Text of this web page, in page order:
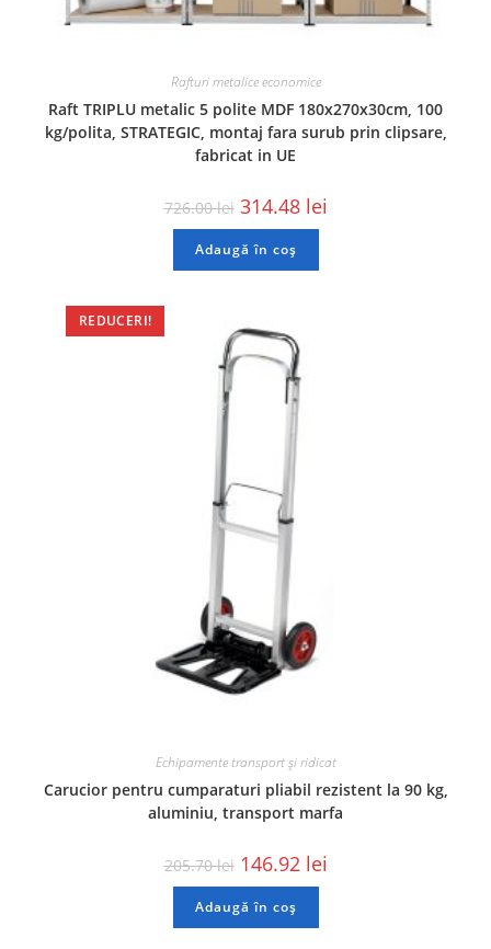
Rafturi metalice economice
Raft TRIPLU metalic 5 polite MDF 180x270x30cm, 100
kg/polita, STRATEGIC, montaj fara surub prin clipsare,
fabricat in UE
726.00lei 314.48 lei
Adaugă în coș
REDUCERI!
Echipamente transport și ridicat
Carucior pentru cumparaturi pliabil rezistent la 90 kg,
aluminiu, transport marfa
205.70lei 146.92 lei
Adaugă în coș